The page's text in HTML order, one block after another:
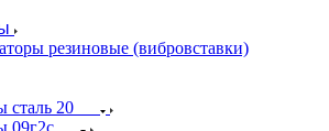
резиновые (вибровставки)
сталь 20
09г2с